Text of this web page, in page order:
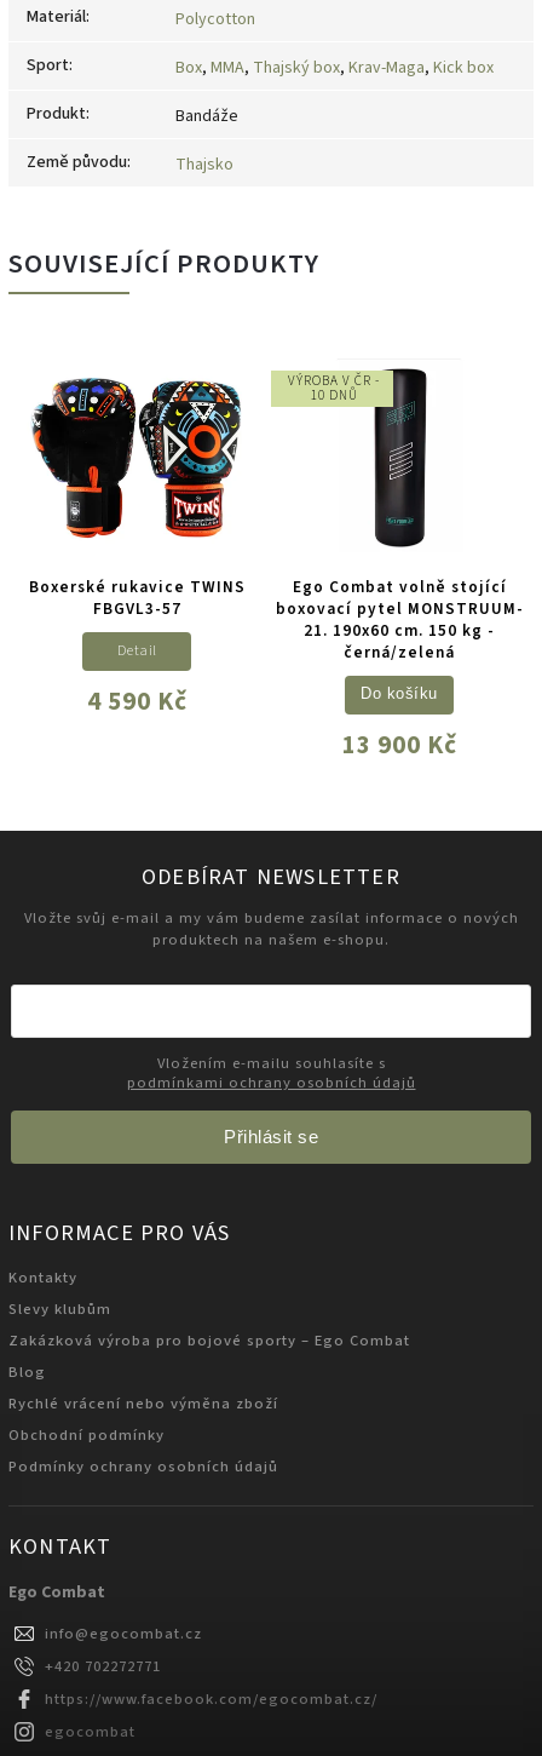
Materiál:
Polycotton
Sport: Box, MMA, Thajský box, Krav-Maga, Kick box
Produkt:
Bandáže
Země původu: Thajsko
SOUVISEJÍCÍ PRODUKTY
Boxerské rukavice TWINS
FBGVL3-57
4 590 Kč
Detail
VÝROBA V ČR -
10 DNŮ
Ego Combat volně stojící
boxovací pytel MONSTRUUM-
21. 190x60 cm. 150 kg -
černá/zelená
13 900 Kč
Do košíku
ODEBÍRAT NEWSLETTER
Vložte svůj e-mail a my vám budeme zasílat informace o nových
produktech na našem e-shopu.
podmínkami ochrany osobních údajů
Přihlásit se
INFORMACE PRO VÁS
Kontakty
Slevy klubům
Zakázková výroba pro bojové sporty – Ego Combat
Blog
Rychlé vrácení nebo výměna zboží
Obchodní podmínky
Podmínky ochrany osobních údajů
KONTAKT
Ego Combat
info@egocombat.cz
+420 702272771
https://www.facebook.com/egocombat.cz/
egocombat